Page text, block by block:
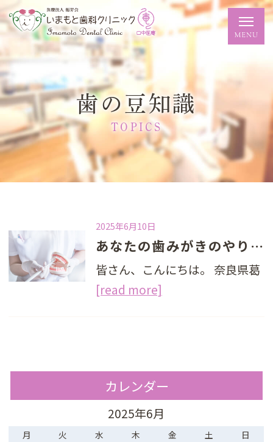
歯の豆知識
TOPICS
2025年6月10日
あなたの歯みがきのやり方は合っている？ 正しい歯みがき方法と間違った方法
皆さん、こんにちは。 奈良県葛
[read more]
カレンダー
2025年6月
月 火 水 木 金 土 日